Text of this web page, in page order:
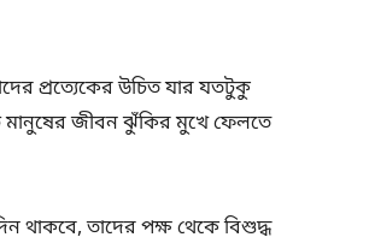
প্রত্যেকের উচিত যার যতটুকু
মানুষের জীবন ঝুঁকির মুখে ফেলতে
থাকবে, তাদের পক্ষ থেকে বিশুদ্ধ